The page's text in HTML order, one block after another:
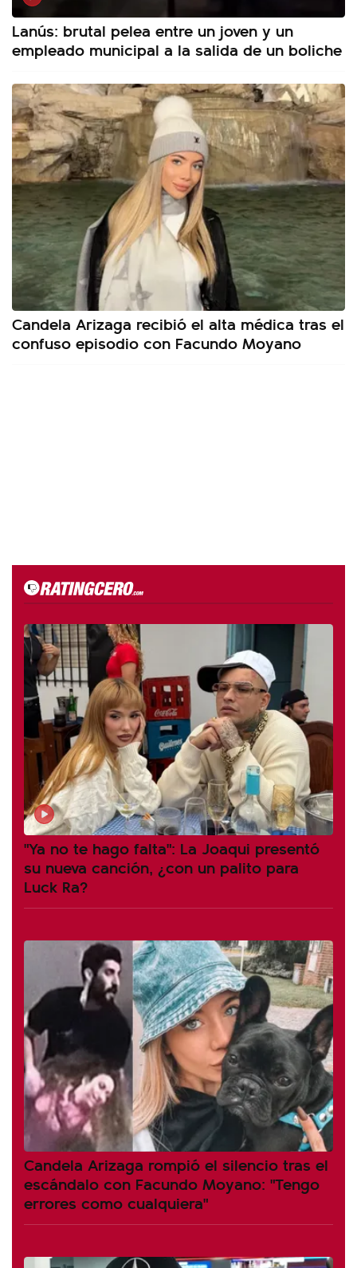
Lanús: brutal pelea entre un joven y un
empleado municipal a la salida de un boliche
Candela Arizaga recibió el alta médica tras el
confuso episodio con Facundo Moyano
"Ya no te hago falta": La Joaqui presentó
su nueva canción, ¿con un palito para
Luck Ra?
Candela Arizaga rompió el silencio tras el
escándalo con Facundo Moyano: "Tengo
errores como cualquiera"